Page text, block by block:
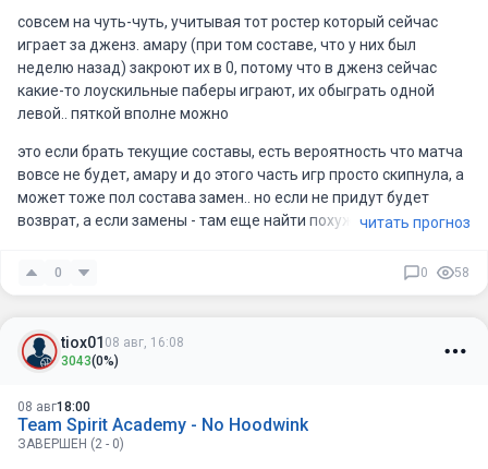
совсем на чуть-чуть, учитывая тот ростер который сейчас
играет за дженз. амару (при том составе, что у них был
неделю назад) закроют их в 0, потому что в дженз сейчас
какие-то лоускильные паберы играют, их обыграть одной
левой.. пяткой вполне можно
это если брать текущие составы, есть вероятность что матча
вовсе не будет, амару и до этого часть игр просто скипнула, а
может тоже пол состава замен.. но если не придут будет
возврат, а если замены - там еще найти похуже нужночитать прогноз
0 0 58
tiox01 08 авг, 16:08
3043(0%)
08 авг18:00
Team Spirit Academy - No Hoodwink
ЗАВЕРШЕН (2 - 0)